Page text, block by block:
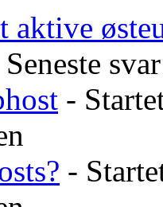
aktive
Seneste
-
-